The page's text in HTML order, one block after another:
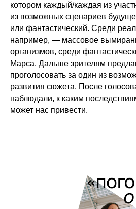
котором каждый/каждая из
из возможных сценариев
или фантастический. Среди
например, — массовое
организмов, среди
Марса. Дальше зрителям
проголосовать за один из
развития сюжета. После
наблюдали, к каким
может нас привести.